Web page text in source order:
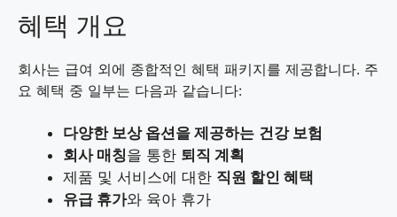
혜택 개요
회사는 급여 외에 종합적인 혜택 패키지를 제공합니다. 주
요 혜택 중 일부는 다음과 같습니다:
다양한 보상 옵션을 제공하는 건강 보험
회사 매칭을 통한 퇴직 계획
제품 및 서비스에 대한 직원 할인 혜택
유급 휴가와 육아 휴가